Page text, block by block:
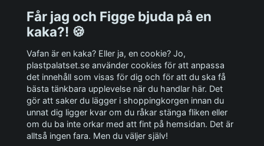
Andra viktiga länkar:
Sociala medier
Får jag och Figge bjuda på en
kaka?! 🍪
Vafan är en kaka? Eller ja, en cookie? Jo,
plastpalatset.se använder cookies för att anpassa
det innehåll som visas för dig och för att du ska få
bästa tänkbara upplevelse när du handlar här. Det
gör att saker du lägger i shoppingkorgen innan du
unnat dig ligger kvar om du råkar stänga fliken eller
om du ba inte orkar med att fint på hemsidan. Det är
alltså ingen fara. Men du väljer själv!